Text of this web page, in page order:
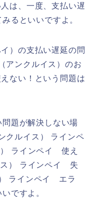
は、一度、支払い遅
るといいですよ。
）の支払い遅延の問
アンクルイス）のお
ない！という問題は
題が解決しない場
クルイス） ラインペ
ラインペイ 使え
ス） ラインペイ 失
ラインペイ エラ
ですよ。